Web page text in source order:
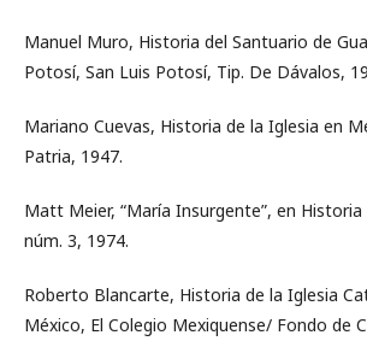
Manuel Muro, Historia del Santuario de
Potosí, San Luis Potosí, Tip. De Dávalos,
Mariano Cuevas, Historia de la Iglesia en
Patria, 1947.
Matt Meier, “María Insurgente”, en
núm. 3, 1974.
Roberto Blancarte, Historia de la Iglesia
México, El Colegio Mexiquense/ Fondo de